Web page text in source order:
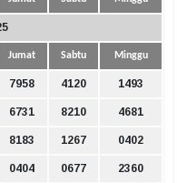
Jumat Sabtu Minggu
7958 4120 1493
6731 8210 4681
8183 1267 0402
0404 0677 2360